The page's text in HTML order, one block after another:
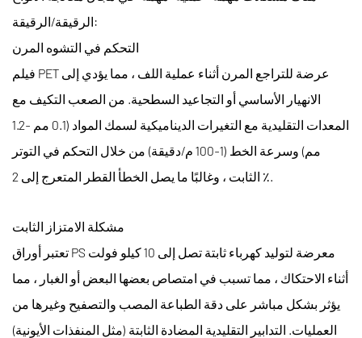
الرقيقة/الرقيقة:
التحكم في التشوه المرن
فيلم PET عرضة للتراجع المرن أثناء عملية اللف ، مما يؤدي إلى
الانهيار الأساسي أو التجاعيد السطحية. من الصعب التكيف مع
المعدات التقليدية مع التغيرات الديناميكية لسمك المواد (0.1 مم -1.2
مم) وسرعة الخط (1-100 م/دقيقة) من خلال التحكم في التوتر
الثابت ، وغالبًا ما يصل الخطأ القطر المتعرج إلى 2 ٪.
مشكلة الامتزاز الثابت
تعتبر أوراق PS معرضة لتوليد كهرباء ثابتة تصل إلى 10 كيلو فولت
أثناء الاحتكاك ، مما تسبب في امتصاص بعضها البعض أو الغبار ، مما
يؤثر بشكل مباشر على دقة الطباعة المصب والتصفيح وغيرها من
العمليات. التدابير التقليدية المضادة الثابتة (مثل المنفذات الأيونية)